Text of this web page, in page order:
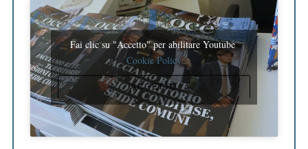
Fai clic su "Accetto" per abilitare Youtube
Cookie Policy
ACCETTO